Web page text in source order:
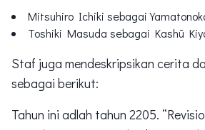
Mitsuhiro Ichiki sebagai
Toshiki Masuda sebagai Kashū
Staf juga mendeskripsikan cerita
sebagai berikut:
Tahun ini adlah tahun 2205.